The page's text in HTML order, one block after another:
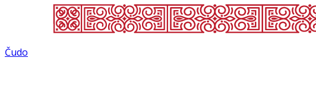
Čudo